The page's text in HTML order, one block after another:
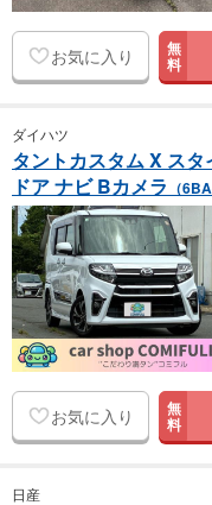
お気に入り 無
料
ダイハツ
タントカスタム X ス
ドア ナビ Bカメラ （
お気に入り 無
料
日産